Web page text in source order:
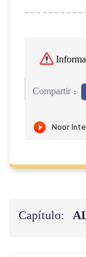
Compartir :
Capítulo: